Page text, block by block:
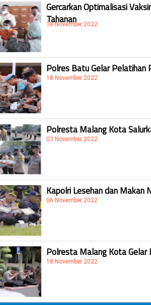
Gercarkan Optimalisasi
Tahanan
18 November 2022
Polres Batu Gelar Pelatihan
18 November 2022
Polresta Malang Kota
03 November 2022
Kapolri Lesehan dan Makan
06 November 2022
Polresta Malang Kota Gelar
10 November 2022